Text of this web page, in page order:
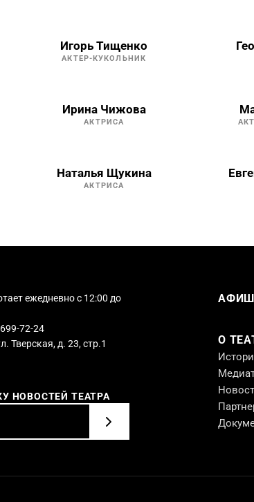
Игорь Тищенко
АКТЕР-КУКОЛЬНИК
Ирина Чижова
АКТРИСА
Наталья Щукина
АКТРИСА
ежедневно с 12:00 до
72-24
Тверская, д. 23, стр.1
НОВОСТЕЙ ТЕАТРА
О